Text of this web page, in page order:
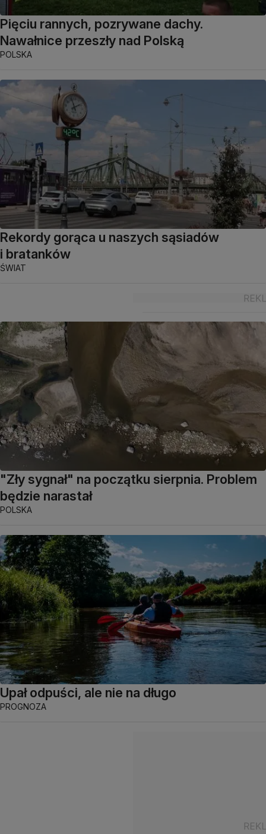
Pięciu rannych, pozrywane dachy.
Nawałnice przeszły nad Polską
POLSKA
Rekordy gorąca u naszych sąsiadów
i bratanków
ŚWIAT
"Zły sygnał" na początku sierpnia. Problem
będzie narastał
POLSKA
Upał odpuści, ale nie na długo
PROGNOZA